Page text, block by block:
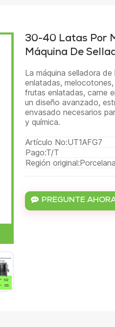
30-40 Latas Por
Máquina De
La máquina selladora
enlatadas,
frutas enlatadas, carne
un diseño avanzado,
envasado necesarios
y química.
Artículo No:UT1AFG7
Pago:T/T
Región original:Porcelana
PREGUNTE